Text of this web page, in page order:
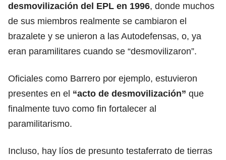
desmovilización del EPL en 1996, donde muchos
de sus miembros realmente se cambiaron el
brazalete y se unieron a las Autodefensas, o, ya
eran paramilitares cuando se “desmovilizaron”.
Oficiales como Barrero por ejemplo, estuvieron
presentes en el “acto de desmovilización” que
finalmente tuvo como fin fortalecer al
paramilitarismo.
Incluso, hay líos de presunto testaferrato de tierras